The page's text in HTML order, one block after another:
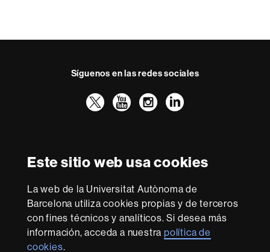
Este sitio web usa cookies
La web de la Universitat Autònoma de
Barcelona utiliza cookies propias y de terceros
con fines técnicos y analíticos. Si desea más
información, acceda a nuestrapolítica de
cookies.
Síguenos en las redes sociales
TwitterYouTube
Instagram
LinkedIn
Excellence
Research
-
Euraxess
Con la financiación de